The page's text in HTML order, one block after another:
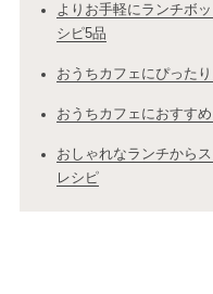
よりお手軽にランチボ
シピ5品
おうちカフェにぴった
おうちカフェにおすす
おしゃれなランチから
レシピ